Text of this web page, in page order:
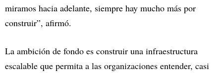
miramos hacia adelante, siempre hay mucho más por
construir”, afirmó.
La ambición de fondo es construir una infraestructura
escalable que permita a las organizaciones entender, casi